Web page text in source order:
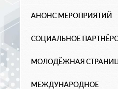
АНОНС МЕРОПРИЯТИЙ
СОЦИАЛЬНОЕ
МОЛОДЁЖНАЯ
МЕЖДУНАРОДНОЕ